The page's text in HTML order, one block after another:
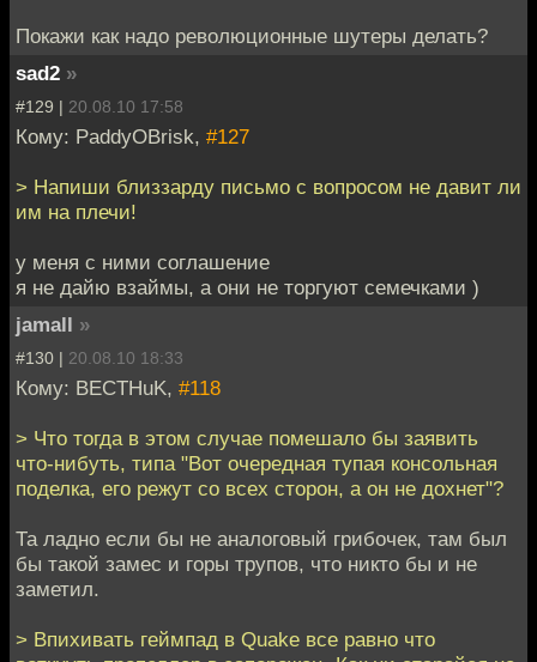
Покажи как надо революционные шутеры делать?
sad2 »
#129 | 20.08.10 17:58
Кому: PaddyOBrisk, #127
> Напиши близзарду письмо с вопросом не давит ли
им на плечи!
у меня с ними соглашение
я не дайю взаймы, а они не торгуют семечками )
jamall »
#130 | 20.08.10 18:33
Кому: BECTHuK, #118
> Что тогда в этом случае помешало бы заявить
что-нибуть, типа "Вот очередная тупая консольная
поделка, его режут со всех сторон, а он не дохнет"?
Та ладно если бы не аналоговый грибочек, там был
бы такой замес и горы трупов, что никто бы и не
заметил.
> Впихивать геймпад в Quake все равно что